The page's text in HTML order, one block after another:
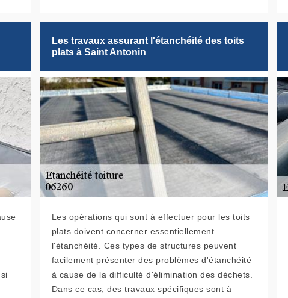
Les travaux assurant l'étanchéité des toits
plats à Saint Antonin
Les opérations qui sont à effectuer pour les toits
plats doivent concerner essentiellement
l'étanchéité. Ces types de structures peuvent
facilement présenter des problèmes d'étanchéité
à cause de la difficulté d'élimination des déchets.
Dans ce cas, des travaux spécifiques sont à